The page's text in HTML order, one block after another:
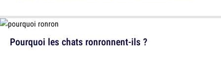
Pourquoi les chats ronronnent-ils ?